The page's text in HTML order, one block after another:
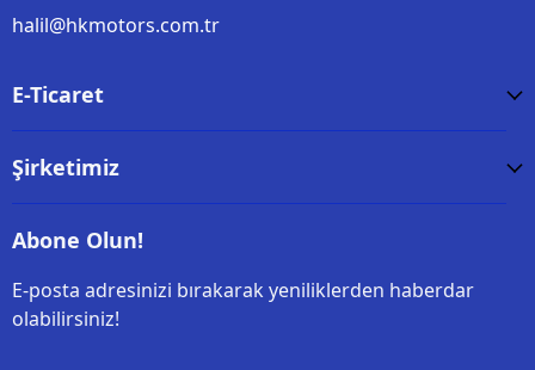
halil@hkmotors.com.tr
E-Ticaret
Şirketimiz
Abone Olun!
E-posta adresinizi bırakarak yeniliklerden haberdar
olabilirsiniz!